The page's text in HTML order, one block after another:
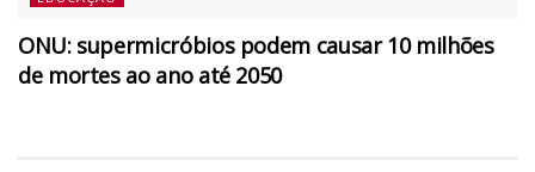
ONU: supermicróbios podem causar 10 milhões
de mortes ao ano até 2050